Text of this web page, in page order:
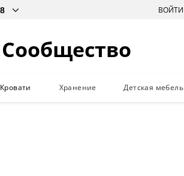
ВОЙТИ
Сообщество
Кровати Хранение Детская мебель